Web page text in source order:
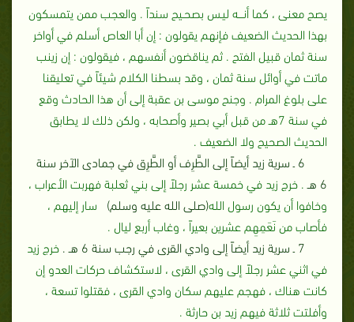
يصح معنى ، كما أنـــه ليـس بصحـيح سنداً‏ .‏ والعجب ممن يتمسكون
بهذا الحديث الضعيف فإنهم يقولون‏ :‏ إن أبا العاص أسلم في أواخر
سنة ثمان قبيل الفتح‏ .‏ ثم يناقضون أنفسهم ، فيقولون‏ :‏ إن زينب
ماتت في أوائل سنة ثمان ، وقد بسطنا الكلام شيئاً في تعليقنا
على بلوغ المرام‏ .‏ وجنح موسى بن عقبة إلى أن هذا الحادث وقع
في سنة 7هـ من قبل أبي بصير وأصحابه ، ولكن ذلك لا يطابق
الحديث الصحيح ولا الضعيف‏ .‏
6 ـ سرية زيد أيضاً إلى الطَّرِف أو الطَّرِق في جمادى الآخر سنة
6 هـ
‏.‏ خرج زيد في خمسة عشر رجلاً إلى بني ثعلبة فهربت الأعراب ،
وخافوا أن يكون رسول الله(صلى الله عليه وسلم)
سار إليهم ،
فأصاب من نَعَمِهِم عشرين بعيراً ، وغاب أربع ليال ‏.‏
خرج زيد
في اثني عشر رجلاً إلى وادي القرى ، لاستكشاف حركات العدو إن
كانت هناك ، فهجم عليهم سكان وادي القرى ، فقتلوا تسعة ،
وأفلتت ثلاثة فيهم زيد بن حارثة‏ .‏